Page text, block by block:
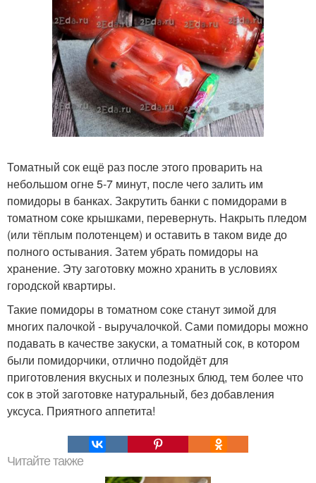
Томатный сок ещё раз после этого проварить на
небольшом огне 5-7 минут, после чего залить им
помидоры в банках. Закрутить банки с помидорами в
томатном соке крышками, перевернуть. Накрыть пледом
(или тёплым полотенцем) и оставить в таком виде до
полного остывания. Затем убрать помидоры на
хранение. Эту заготовку можно хранить в условиях
городской квартиры.
Такие помидоры в томатном соке станут зимой для
многих палочкой - выручалочкой. Сами помидоры можно
подавать в качестве закуски, а томатный сок, в котором
были помидорчики, отлично подойдёт для
приготовления вкусных и полезных блюд, тем более что
сок в этой заготовке натуральный, без добавления
уксуса. Приятного аппетита!
Читайте также